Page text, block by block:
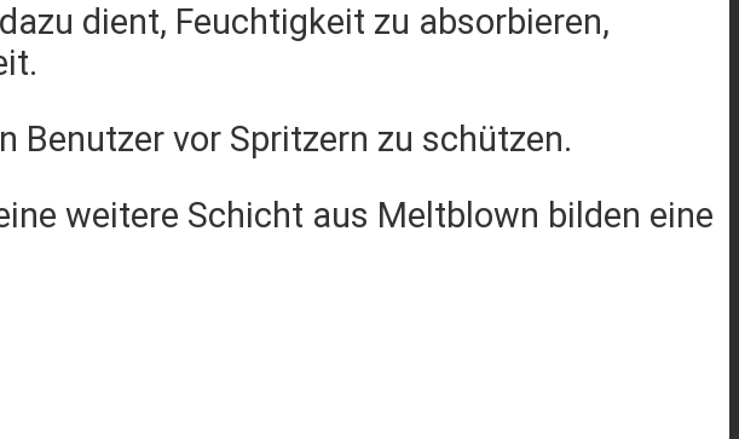
dient, Feuchtigkeit zu absorbieren,
Benutzer vor Spritzern zu schützen.
weitere Schicht aus Meltblown bilden eine